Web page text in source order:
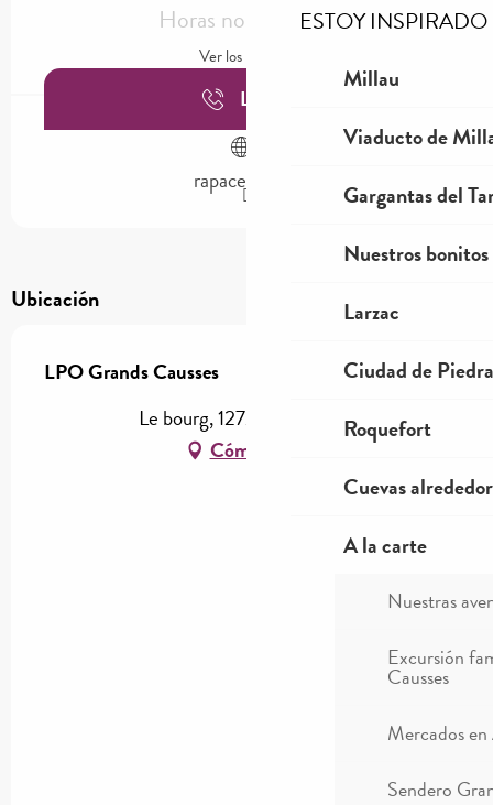
ESTOY INSPIRADO
Millau
Viaducto de
Gargantas del
Nuestros
Larzac
Ciudad de Piedra
Roquefort
Cuevas
A la carte
Nuestras
Excursión
Causses
Mercados
Sendero
Horas no resueltas
Ver los horarios
Llamar
rapaces.lpo.fr
Ubicación
LPO Grands Causses
Le bourg, 12720 Peyreleau
Cómo llegar